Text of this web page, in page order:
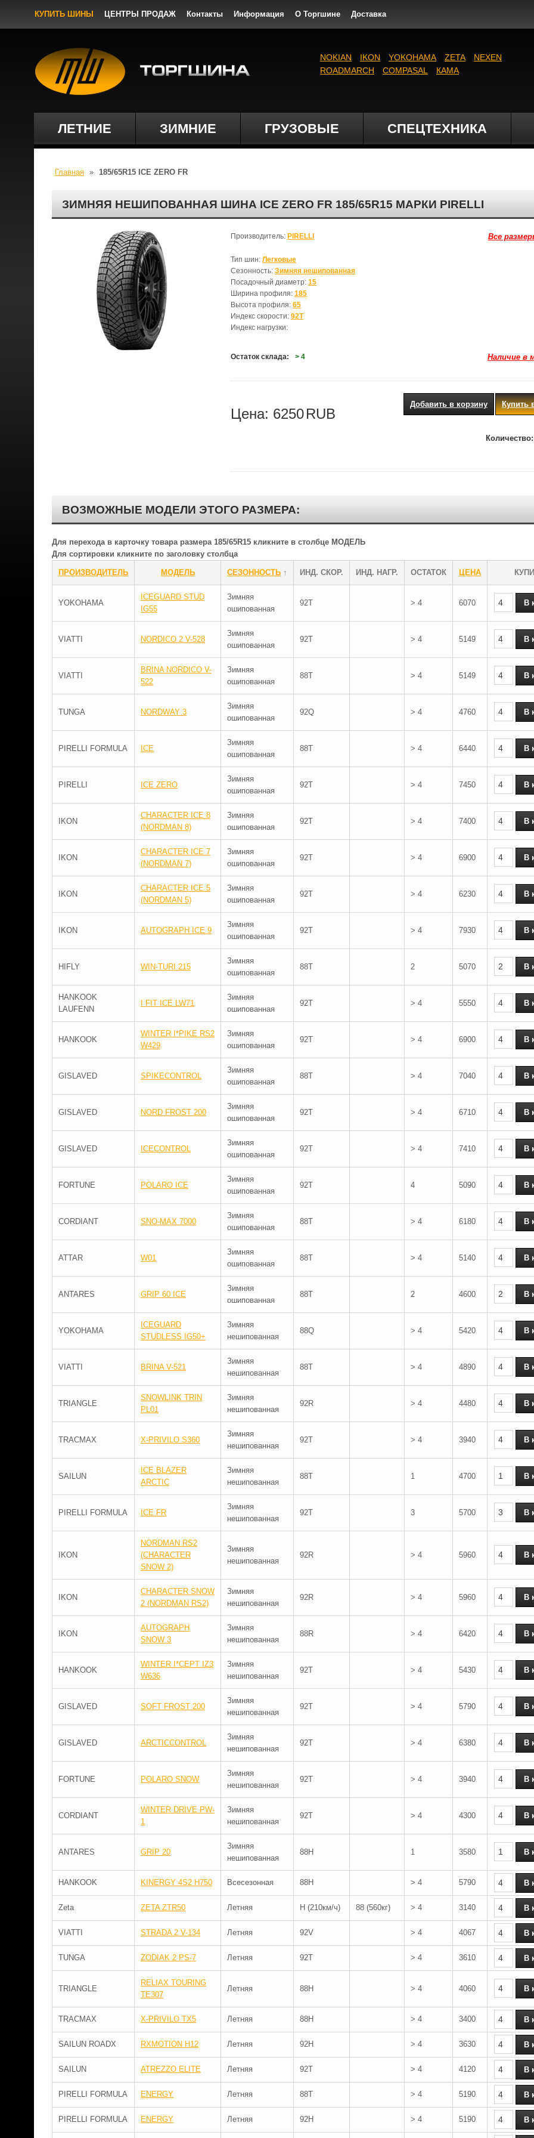
КУПИТЬ ШИНЫ ЦЕНТРЫ ПРОДАЖ Контакты Информация О Торгшине Доставка
ЛЕТНИЕ ЗИМНИЕ ГРУЗОВЫЕ СПЕЦТЕХНИКА
NOKIAN IKON YOKOHAMA ZETA
NEXEN
ROADMARCH
COMPASAL КАМА
Главная » 185/65R15 ICE ZERO FR
ЗИМНЯЯ НЕШИПОВАННАЯ ШИНА ICE ZERO FR 185/65R15 МАРКИ PIRELLI
Все
Производитель: PIRELLI
Тип шин: Легковые
Сезонность: Зимняя нешипованная
Посадочный диаметр: 15
Ширина профиля: 185
Высота профиля: 65
Индекс скорости: 92T
Индекс нагрузки:
Остаток склада: > 4 Наличие в
Цена: 6250RUB
Купить
Добавить в корзину
Количество:
ВОЗМОЖНЫЕ МОДЕЛИ ЭТОГО РАЗМЕРА:
Для перехода в карточку товара размера 185/65R15 кликните в столбце МОДЕЛЬ
Для сортировки кликните по заголовку столбца
ПРОИЗВОДИТЕЛЬ МОДЕЛЬ СЕЗОННОСТЬ ↑ ИНД. СКОР. ИНД. НАГР. ОСТАТОК ЦЕНА
YOKOHAMA
ICEGUARD STUD
IG55
Зимняя
ошипованная
92T > 4 6070
VIATTI NORDICO 2 V-528
Зимняя
ошипованная
92T > 4 5149
VIATTI
BRINA NORDICO V-
522
Зимняя
ошипованная
88T > 4 5149
TUNGA NORDWAY 3
Зимняя
ошипованная
92Q > 4 4760
PIRELLI FORMULA ICE
Зимняя
ошипованная
88T > 4 6440
PIRELLI ICE ZERO
Зимняя
ошипованная
92T > 4 7450
IKON
CHARACTER ICE 8
(NORDMAN 8)
Зимняя
ошипованная
92T > 4 7400
IKON
CHARACTER ICE 7
(NORDMAN 7)
Зимняя
ошипованная
92T > 4 6900
IKON
CHARACTER ICE 5
(NORDMAN 5)
Зимняя
ошипованная
92T > 4 6230
IKON AUTOGRAPH ICE 9
Зимняя
ошипованная
92T > 4 7930
HIFLY WIN-TURI 215
Зимняя
ошипованная
88T 2 5070
HANKOOK
LAUFENN
I FIT ICE LW71
Зимняя
ошипованная
92T > 4 5550
HANKOOK
WINTER I*PIKE RS2
W429
Зимняя
ошипованная
92T > 4 6900
GISLAVED SPIKECONTROL
Зимняя
ошипованная
88T > 4 7040
GISLAVED NORD FROST 200
Зимняя
ошипованная
92T > 4 6710
GISLAVED ICECONTROL
Зимняя
ошипованная
92T > 4 7410
FORTUNE POLARO ICE
Зимняя
ошипованная
92T 4 5090
CORDIANT SNO-MAX 7000
Зимняя
ошипованная
88T > 4 6180
ATTAR W01
Зимняя
ошипованная
88T > 4 5140
ANTARES GRIP 60 ICE
Зимняя
ошипованная
88T 2 4600
YOKOHAMA
ICEGUARD
STUDLESS IG50+
Зимняя
нешипованная
88Q > 4 5420
VIATTI BRINA V-521
Зимняя
нешипованная
88T > 4 4890
TRIANGLE
SNOWLINK TRIN
PL01
Зимняя
нешипованная
92R > 4 4480
TRACMAX X-PRIVILO S360
Зимняя
нешипованная
92T > 4 3940
SAILUN
ICE BLAZER
ARCTIC
Зимняя
нешипованная
88T 1 4700
PIRELLI FORMULA ICE FR
Зимняя
нешипованная
92T 3 5700
IKON
NORDMAN RS2
(CHARACTER
SNOW 2)
Зимняя
нешипованная
92R > 4 5960
IKON
CHARACTER SNOW
2 (NORDMAN RS2)
Зимняя
нешипованная
92R > 4 5960
IKON
AUTOGRAPH
SNOW 3
Зимняя
нешипованная
88R > 4 6420
HANKOOK
WINTER I*CEPT IZ3
W636
Зимняя
нешипованная
92T > 4 5430
GISLAVED SOFT FROST 200
Зимняя
нешипованная
92T > 4 5790
GISLAVED ARCTICCONTROL
Зимняя
нешипованная
92T > 4 6380
FORTUNE POLARO SNOW
Зимняя
нешипованная
92T > 4 3940
CORDIANT
WINTER DRIVE PW-
1
Зимняя
нешипованная
92T > 4 4300
ANTARES GRIP 20
Зимняя
нешипованная
88H 1 3580
HANKOOK KINERGY 4S2 H750 Всесезонная 88H > 4 5790
Zeta ZETA ZTR50 Летняя H (210км/ч) 88 (560кг) > 4 3140
VIATTI STRADA 2 V-134 Летняя 92V > 4 4067
TUNGA ZODIAK 2 PS-7 Летняя 92T > 4 3610
TRIANGLE
RELIAX TOURING
TE307
Летняя 88H > 4 4060
TRACMAX X-PRIVILO TX5 Летняя 88H > 4 3400
SAILUN ROADX RXMOTION H12 Летняя 92H > 4 3630
SAILUN ATREZZO ELITE Летняя 92T > 4 4120
PIRELLI FORMULA ENERGY Летняя 88T > 4 5190
PIRELLI FORMULA ENERGY Летняя 92H > 4 5190